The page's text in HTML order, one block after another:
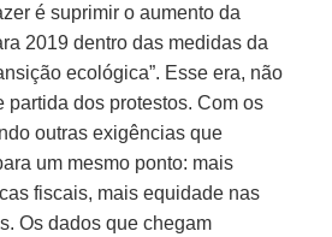
é suprimir o aumento da
2019 dentro das medidas da
ecológica”. Esse era, não
partida dos protestos. Com os
outras exigências que
um mesmo ponto: mais
fiscais, mais equidade nas
Os dados que chegam